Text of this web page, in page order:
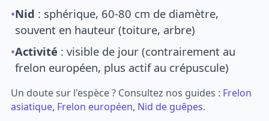
•Nid : sphérique, 60-80 cm de diamètre,
souvent en hauteur (toiture, arbre)
•Activité : visible de jour (contrairement au
frelon européen, plus actif au crépuscule)
Un doute sur l'espèce ? Consultez nos guides : Frelon
asiatique, Frelon européen, Nid de guêpes.